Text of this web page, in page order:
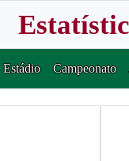
Estádio Campeonato